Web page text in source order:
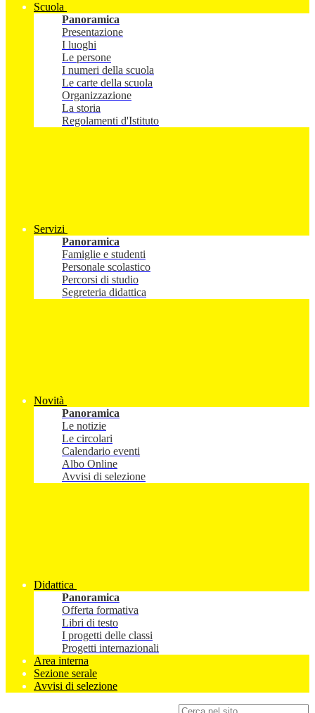
Scuola
Panoramica
Presentazione
I luoghi
Le persone
I numeri della scuola
Le carte della scuola
Organizzazione
La storia
Regolamenti d'Istituto
Servizi
Panoramica
Famiglie e studenti
Personale scolastico
Percorsi di studio
Segreteria didattica
Novità
Panoramica
Le notizie
Le circolari
Calendario eventi
Albo Online
Avvisi di selezione
Didattica
Panoramica
Offerta formativa
Libri di testo
I progetti delle classi
Progetti internazionali
Area interna
Sezione serale
Avvisi di selezione